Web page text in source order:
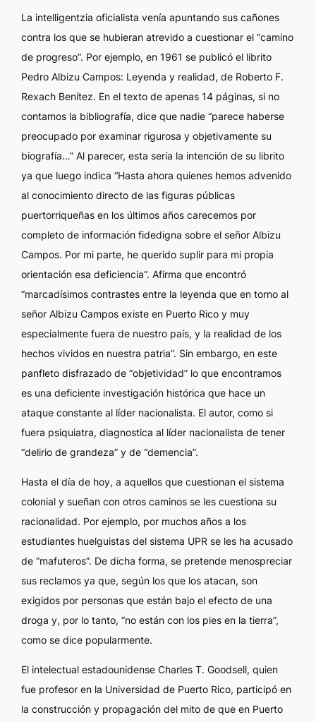
La intelligentziaoficialista venía apuntando sus cañones
contra los que se hubieran atrevido a cuestionar el “camino
de progreso”. Por ejemplo, en 1961 se publicó el librito
Pedro Albizu Campos: Leyenda y realidad, de Roberto F.
Rexach Benítez. En el texto de apenas 14 páginas, si no
contamos la bibliografía, dice que nadie “parece haberse
preocupado por examinar rigurosa y objetivamente su
biografía…” Al parecer, esta sería la intención de su librito
ya que luego indica “Hasta ahora quienes hemos advenido
al conocimiento directo de las figuras públicas
puertorriqueñas en los últimos años carecemos por
completo de información fidedigna sobre el señor Albizu
Campos. Por mi parte, he querido suplir para mi propia
orientación esa deficiencia”. Afirma que encontró
“marcadísimos contrastes entre la leyenda que en torno al
señor Albizu Campos existe en Puerto Rico y muy
especialmente fuera de nuestro país, y la realidad de los
hechos vividos en nuestra patria”. Sin embargo, en este
panfleto disfrazado de “objetividad” lo que encontramos
es una deficiente investigación histórica que hace un
ataque constante al líder nacionalista. El autor, como si
fuera psiquiatra, diagnostica al líder nacionalista de tener
“delirio de grandeza” y de “demencia”.
Hasta el día de hoy, a aquellos que cuestionan el sistema
colonial y sueñan con otros caminos se les cuestiona su
racionalidad. Por ejemplo, por muchos años a los
estudiantes huelguistas del sistema UPR se les ha acusado
de “mafuteros”. De dicha forma, se pretende menospreciar
sus reclamos ya que, según los que los atacan, son
exigidos por personas que están bajo el efecto de una
droga y, por lo tanto, “no están con los pies en la tierra”,
como se dice popularmente.
El intelectual estadounidense Charles T. Goodsell, quien
fue profesor en la Universidad de Puerto Rico, participó en
la construcción y propagación del mito de que en Puerto